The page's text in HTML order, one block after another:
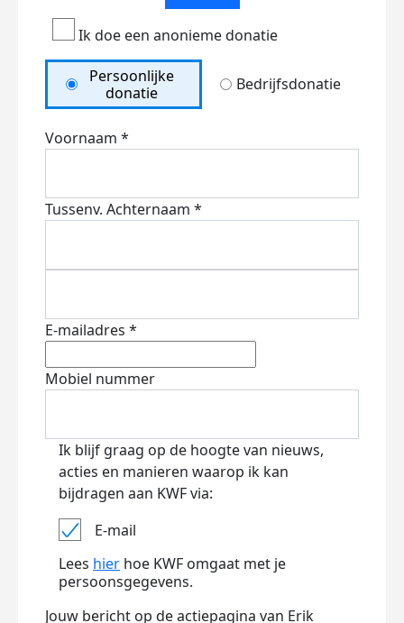
Ik doe een anonieme donatie
Persoonlijke
donatie
Bedrijfsdonatie
Voornaam *
Tussenv. Achternaam *
E-mailadres *
Mobiel nummer
Ik blijf graag op de hoogte van nieuws,
acties en manieren waarop ik kan
bijdragen aan KWF via:
E-mail
Lees hier hoe KWF omgaat met je
persoonsgegevens.
Jouw bericht op de actiepagina van Erik